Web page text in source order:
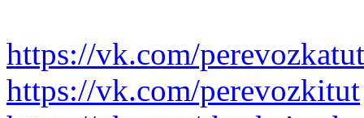
https://vk.com/perevozkatut
https://vk.com/perevozkitut